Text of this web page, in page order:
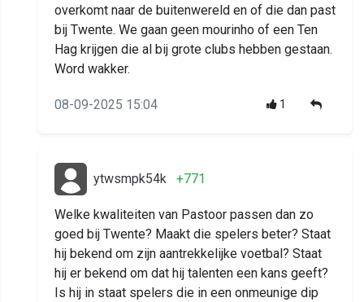
overkomt naar de buitenwereld en of die dan past
bij Twente. We gaan geen mourinho of een Ten
Hag krijgen die al bij grote clubs hebben gestaan.
Word wakker.
08-09-2025 15:04 1
ytwsmpk54k +771
Welke kwaliteiten van Pastoor passen dan zo
goed bij Twente? Maakt die spelers beter? Staat
hij bekend om zijn aantrekkelijke voetbal? Staat
hij er bekend om dat hij talenten een kans geeft?
Is hij in staat spelers die in een onmeunige dip